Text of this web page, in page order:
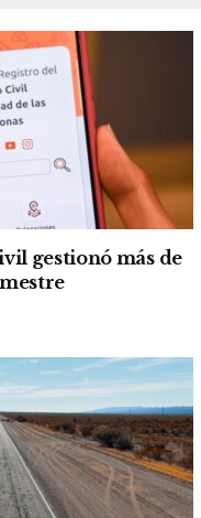
gestionó más de